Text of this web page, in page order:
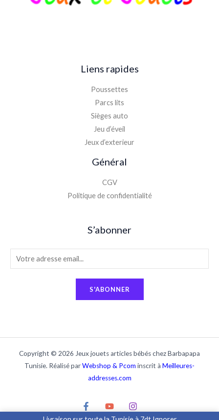
Liens rapides
Poussettes
Parcs lits
Sièges auto
Jeu d’éveil
Jeux d’exterieur
Général
CGV
Politique de confidentialité
S’abonner
m
S'ABONNER
Copyright © 2026 Jeux jouets articles bébés chez Barbapapa
Tunisie. Réalisé parWebshop & Pcom inscrit à Meilleures-
addresses.com